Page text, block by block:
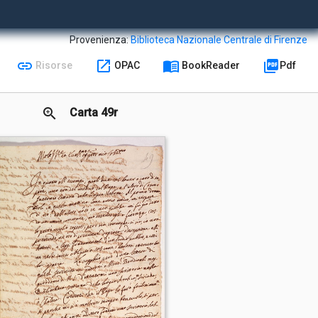
Provenienza:Biblioteca Nazionale Centrale di Firenze
link Risorse open_in_new OPAC menu_book BookReader picture_as_pdf Pdf
zoom_in Carta 49r